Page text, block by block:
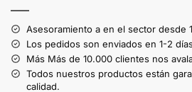
t
e
r
n
——
Asesoramiento a en el sector desde
Los pedidos son enviados en 1-2
Más Más de 10.000 clientes nos
Todos nuestros productos están
calidad.